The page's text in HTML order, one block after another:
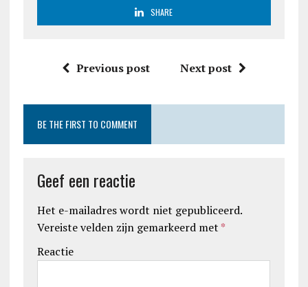
SHARE
Previous post Next post
BE THE FIRST TO COMMENT
Geef een reactie
Het e-mailadres wordt niet gepubliceerd.
Vereiste velden zijn gemarkeerd met *
Reactie